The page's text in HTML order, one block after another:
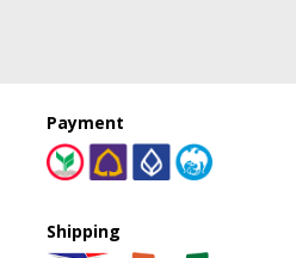
Payment
Shipping